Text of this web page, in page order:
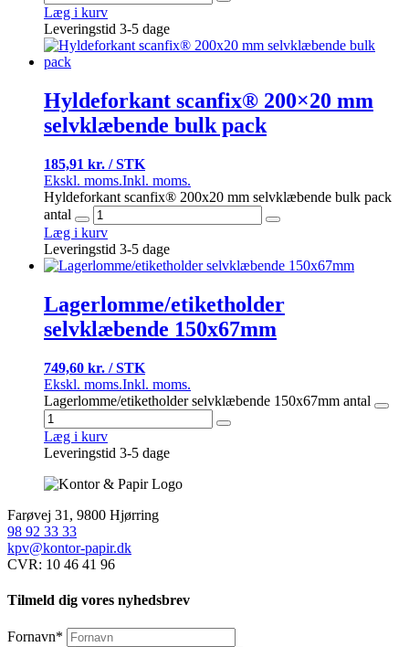
Læg i kurv
Leveringstid 3-5 dage
Hyldeforkant scanfix® 200×20 mm
selvklæbende bulk pack
185,91 kr. / STK
Ekskl. moms.Inkl. moms.
Hyldeforkant scanfix® 200x20 mm selvklæbende bulk pack
antal
Læg i kurv
Leveringstid 3-5 dage
Lagerlomme/etiketholder
selvklæbende 150x67mm
749,60 kr. / STK
Ekskl. moms.Inkl. moms.
Lagerlomme/etiketholder selvklæbende 150x67mm antal
Læg i kurv
Leveringstid 3-5 dage
Farøvej 31, 9800 Hjørring
98 92 33 33
kpv@kontor-papir.dk
CVR: 10 46 41 96
Tilmeld dig vores nyhedsbrev
Fornavn*